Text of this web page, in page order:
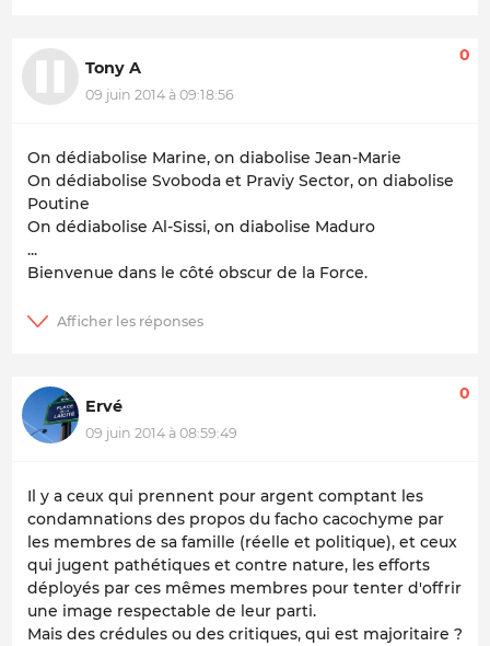
Tony A
09 juin 2014 à 09:18:56
0
On dédiabolise Marine, on diabolise Jean-Marie
On dédiabolise Svoboda et Praviy Sector, on diabolise
Poutine
On dédiabolise Al-Sissi, on diabolise Maduro
...
Bienvenue dans le côté obscur de la Force.
Ervé
09 juin 2014 à 08:59:49
0
Il y a ceux qui prennent pour argent comptant les
condamnations des propos du facho cacochyme par
les membres de sa famille (réelle et politique), et ceux
qui jugent pathétiques et contre nature, les efforts
déployés par ces mêmes membres pour tenter d'offrir
une image respectable de leur parti.
Mais des crédules ou des critiques, qui est majoritaire ?